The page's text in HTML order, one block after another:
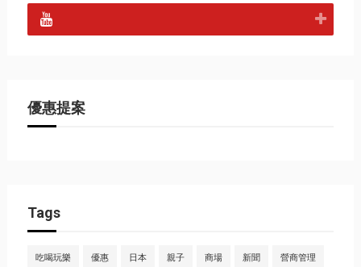
優惠提案
Tags
吃喝玩樂 優惠 日本 親子 商場 新聞 營商管理